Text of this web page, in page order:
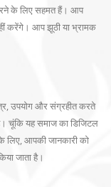
के लिए सहमत हैं। आप
करेंगे। आप झूठी या भ्रामक
उपयोग और संग्रहीत करते
चूंकि यह समाज का डिजिटल
लिए, आपकी जानकारी को
जाता है।